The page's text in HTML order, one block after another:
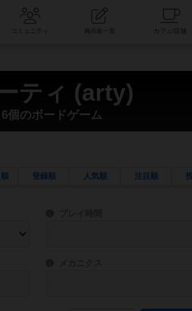
コミュニティ
ティ (arty)
6個のボードゲーム
順 登録順 人気順 注目順
目安となる所要時間を指定する
することができます。直感的にゲームシス
ゲーム性を構成するコアシステ